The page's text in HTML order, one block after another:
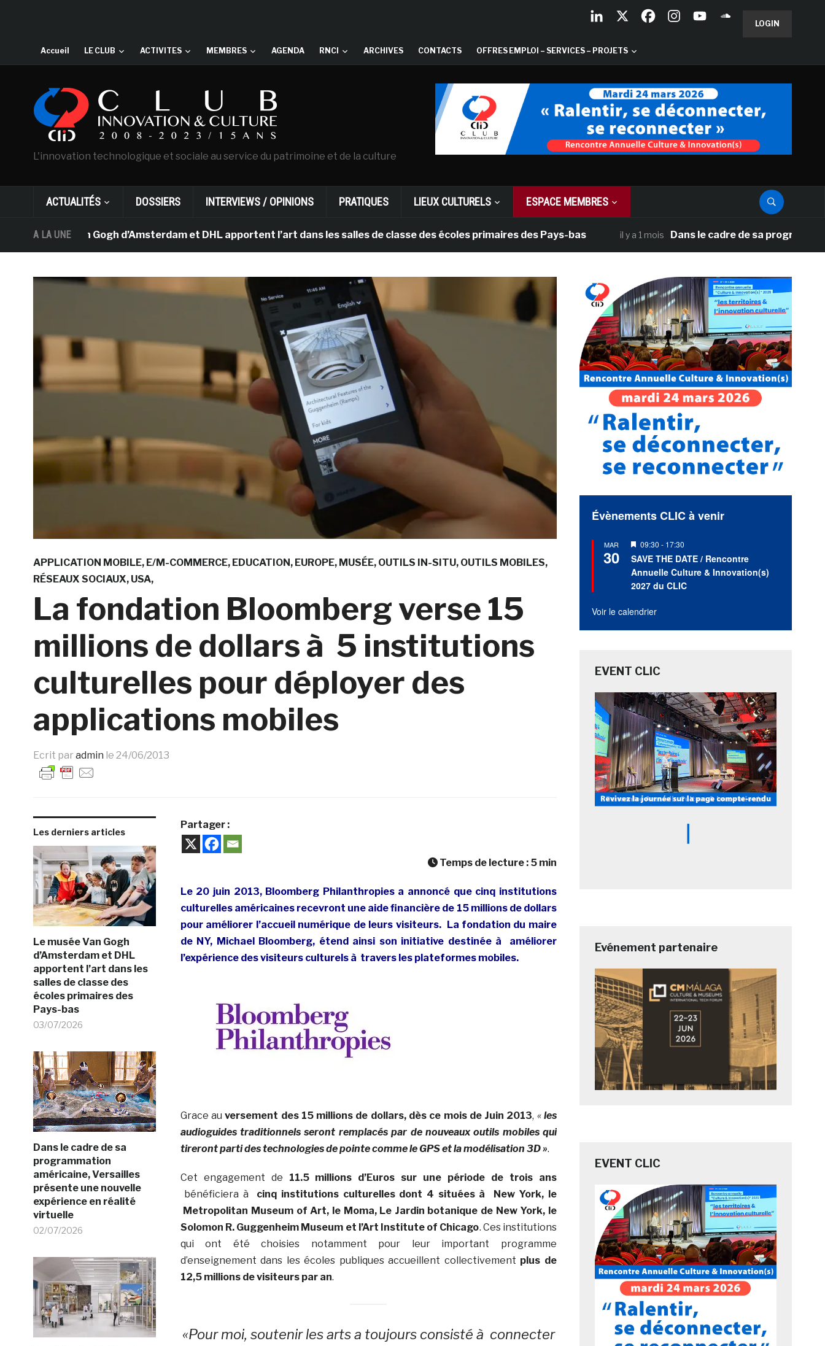
LOGIN
Accueil LE CLUB ACTIVITES MEMBRES AGENDA RNCI ARCHIVES CONTACTS OFFRES EMPLOI – SERVICES – PROJETS
L'innovation technologique et sociale au service du patrimoine et de la culture
ACTUALITÉS DOSSIERS INTERVIEWS / OPINIONS PRATIQUES LIEUX CULTURELS ESPACE MEMBRES
A LA UNE
Van Gogh d’Amsterdam et DHL apportent l’art dans les salles de classe des écoles primaires des Pays-bas il y a 1 mois Dans le cadre de sa programmation
APPLICATION MOBILE E/M-COMMERCE EDUCATION EUROPE MUSÉE OUTILS IN-SITU OUTILS MOBILES
RÉSEAUX SOCIAUX USA
La fondation Bloomberg verse 15
millions de dollars à 5 institutions
culturelles pour déployer des
applications mobiles
Ecrit par admin le 24/06/2013
Les derniers articles
Le musée Van Gogh
d’Amsterdam et DHL
apportent l’art dans les
salles de classe des
écoles primaires des
Pays-bas
03/07/2026
Dans le cadre de sa
programmation
américaine, Versailles
présente une nouvelle
expérience en réalité
virtuelle
02/07/2026
Partager :
Temps de lecture : 5 min
Le 20 juin 2013, Bloomberg Philanthropies a annoncé que cinq institutions
culturelles américaines recevront une aide financière de 15 millions de dollars
pour améliorer l’accueil numérique de leurs visiteurs. La fondation du maire
de NY, Michael Bloomberg, étend ainsi son initiative destinée à améliorer
l’expérience des visiteurs culturels à travers les plateformes mobiles.
Grace auversement des 15 millions de dollars, dès ce mois de Juin 2013, « les
audioguides traditionnels seront remplacés par de nouveaux outils mobiles qui
tireront parti des technologies de pointe comme le GPS et la modélisation 3D ».
Cet engagement de 11.5 millions d’Euros sur une période de trois ans
bénéficiera à cinq institutions culturelles dont 4 situées à New York, le
Metropolitan Museum of Art, le Moma, Le Jardin botanique de New York, le
Solomon R. Guggenheim Museum et l’Art Institute of Chicago. Ces institutions
qui ont été choisies notamment pour leur important programme
d’enseignement dans les écoles publiques accueillent collectivement plus de
12,5 millions de visiteurs par an.
«Pour moi, soutenir les arts a toujours consisté à connecter
Évènements CLIC à venir
MAR
30
Mis
en
avant
09:30 - 17:30
SAVE THE DATE / Rencontre
Annuelle Culture & Innovation(s)
2027 du CLIC
Voir le calendrier
EVENT CLIC
Evénement partenaire
EVENT CLIC